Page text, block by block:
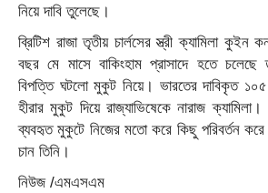
নিয়ে দাবি তুলেছে।
ব্রিটিশ রাজা তৃতীয় চার্লসের স্ত্রী ক্যামিলা
বছর মে মাসে বাকিংহাম প্রাসাদে হতে চলেছে
বিপত্তি ঘটলো মুকুট নিয়ে। ভারতের দাবিকৃত
হীরার মুকুট দিয়ে রাজ্যাভিষেকে নারাজ ক্যামিলা।
ব্যবহৃত মুকুটে নিজের মতো করে কিছু পরিবর্তন করে
চান তিনি।
নিউজ /এমএসএম